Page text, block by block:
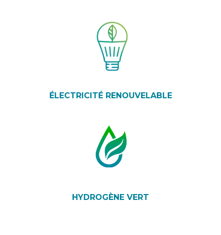
ÉLECTRICITÉ RENOUVELABLE
HYDROGÈNE VERT